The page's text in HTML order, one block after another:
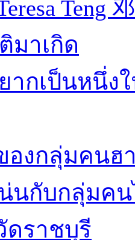
Teng
มาเกิด
ากเป็นหนึ่ง
องกลุ่มคนฮ
นกับกลุ่มคน
ดราชบุรี